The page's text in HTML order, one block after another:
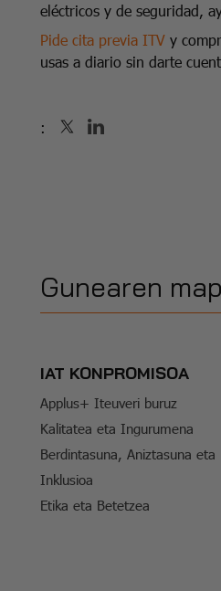
eléctricos y de seguridad,
Pide cita previa ITV y
usas a diario sin darte
:
Gunearen
IAT KONPROMISOA
Applus+ Iteuveri buruz
Kalitatea eta Ingurumena
Berdintasuna, Aniztasuna eta
Inklusioa
Etika eta Betetzea